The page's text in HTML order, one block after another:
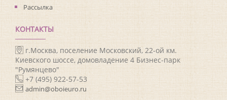
Рассылка
КОНТАКТЫ
г.Москва, поселение Московский, 22-ой км.
Киевского шоссе, домовладение 4 Бизнес-парк
"Румянцево"
+7 (495) 922-57-53
admin@oboieuro.ru